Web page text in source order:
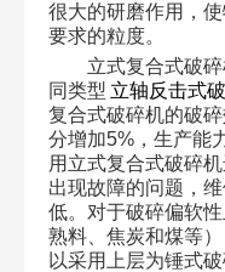
很大的研磨作用，
要求的粒度。
立式复合式破
同类型 立轴反击式
复合式破碎机的破
分增加5%，生产能
用立式复合式破碎
出现故障的问题，
低。对于破碎偏软
熟料、焦炭和煤等
以采用上层为锤式